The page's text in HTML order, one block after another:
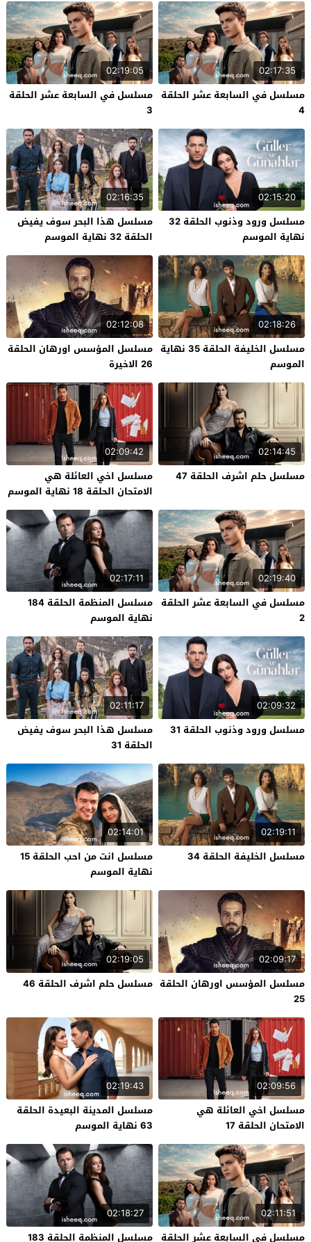
02:17:35
مسلسل في السابعة عشر الحلقة
4
02:19:05
مسلسل في السابعة عشر الحلقة
3
02:15:20
مسلسل ورود وذنوب الحلقة 32
نهاية الموسم
02:16:35
مسلسل هذا البحر سوف يفيض
الحلقة 32 نهاية الموسم
02:18:26
مسلسل الخليفة الحلقة 35 نهاية
الموسم
02:12:08
مسلسل المؤسس اورهان الحلقة
26 الاخيرة
02:14:45
مسلسل حلم اشرف الحلقة 47
02:09:42
مسلسل اخي العائلة هي
الامتحان الحلقة 18 نهاية الموسم
02:19:40
مسلسل في السابعة عشر الحلقة
2
02:17:11
مسلسل المنظمة الحلقة 184
نهاية الموسم
02:09:32
مسلسل ورود وذنوب الحلقة 31
02:11:17
مسلسل هذا البحر سوف يفيض
الحلقة 31
02:19:11
مسلسل الخليفة الحلقة 34
02:14:01
مسلسل انت من احب الحلقة 15
نهاية الموسم
02:09:17
مسلسل المؤسس اورهان الحلقة
25
02:19:05
مسلسل حلم اشرف الحلقة 46
02:09:56
مسلسل اخي العائلة هي
الامتحان الحلقة 17
02:19:43
مسلسل المدينة البعيدة الحلقة
63 نهاية الموسم
02:11:51
مسلسل في السابعة عشر الحلقة
02:18:27
مسلسل المنظمة الحلقة 183